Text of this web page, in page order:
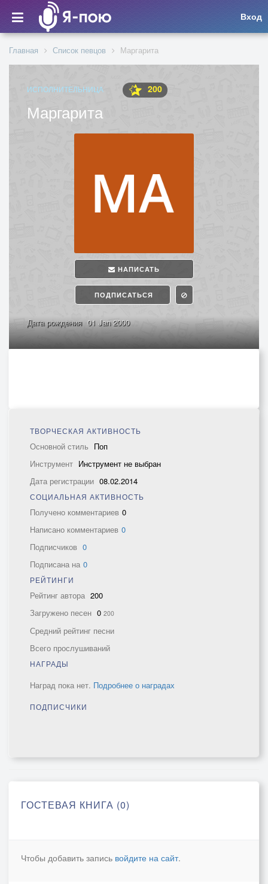
Вход
Главная Список певцов Маргарита
ИСПОЛНИТЕЛЬНИЦА 200
Маргарита
НАПИСАТЬ
ПОДПИСАТЬСЯ
Дата рождения 01 Jan 2000
ТВОРЧЕСКАЯ АКТИВНОСТЬ
Основной стиль Поп
Инструмент Инструмент не выбран
Дата регистрации 08.02.2014
СОЦИАЛЬНАЯ АКТИВНОСТЬ
Получено комментариев 0
Написано комментариев 0
Подписчиков 0
Подписана на 0
РЕЙТИНГИ
Рейтинг автора 200
Загружено песен 0 200
Средний рейтинг песни
Всего прослушиваний
НАГРАДЫ
Наград пока нет. Подробнее о наградах
ПОДПИСЧИКИ
ГОСТЕВАЯ КНИГА (0)
Чтобы добавить запись войдите на сайт.